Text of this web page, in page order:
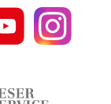
Lorenz
Leserservice
Lorenz